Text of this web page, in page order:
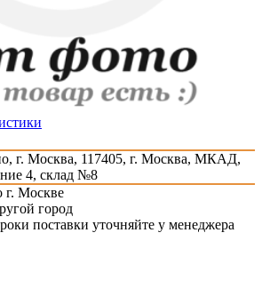
г. Москва, 117405, г. Москва, МКАД,
4, склад №8
г. Москве
город
поставки уточняйте у менеджера